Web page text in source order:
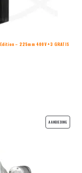
– 225mm 400V + 3 GRATIS
AANBIEDINGPRODUCT